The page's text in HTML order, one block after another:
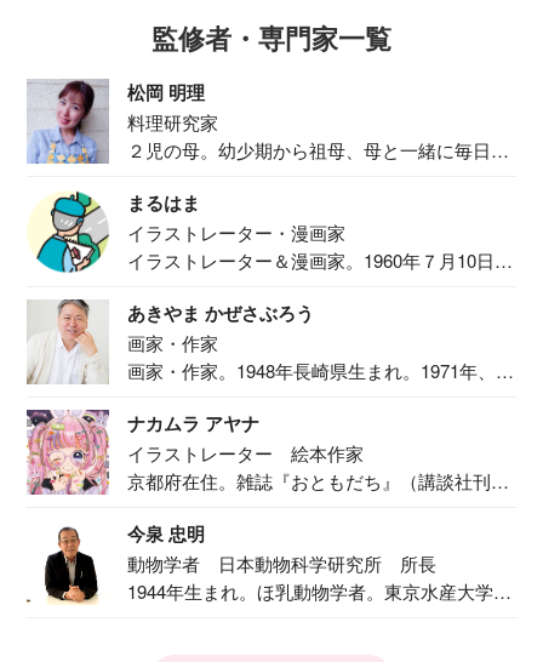
監修者・専門家一覧
松岡 明理
料理研究家
２児の母。幼少期から祖母、母と一緒に毎日の
まるはま
イラストレーター・漫画家
イラストレーター＆漫画家。1960年７月10日生
あきやま かぜさぶろう
画家・作家
画家・作家。1948年長崎県生まれ。1971年、
ナカムラ アヤナ
イラストレーター 絵本作家
京都府在住。雑誌『おともだち』（講談社刊）
今泉 忠明
動物学者 日本動物科学研究所 所長
1944年生まれ。ほ乳動物学者。東京水産大学卒